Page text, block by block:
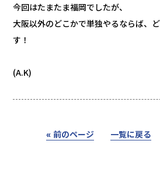
今回はたまたま福岡でしたが、
大阪以外のどこかで単独やるならば、
す！
(A.K)
« 前のページ 一覧に戻る